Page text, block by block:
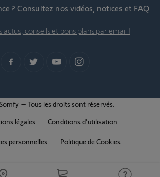
? Consultez nos vidéos, notices et FAQ
actus, conseils et bons plans par email !
– Tous les droits sont réservés.
légales
Conditions d'utilisation
personnelles Politique de Cookies